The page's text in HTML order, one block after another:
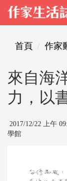
首頁 作家
來自海
力，以
2017/12/22 上午
學館